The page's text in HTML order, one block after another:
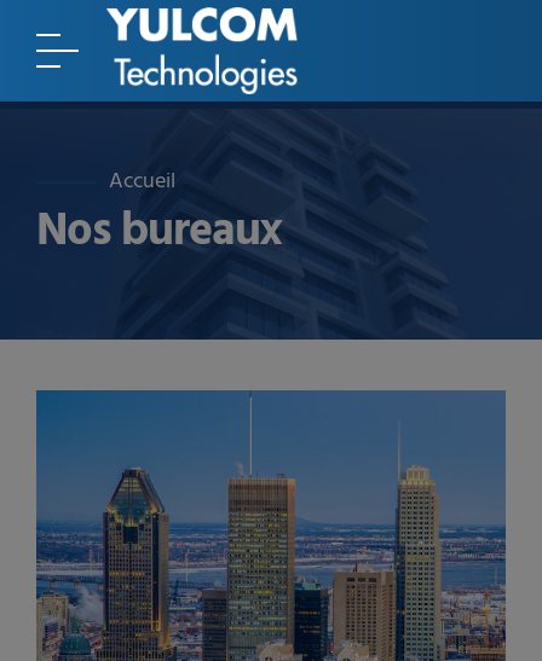
Accueil
Nos bureaux